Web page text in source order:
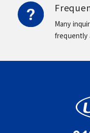
Many
frequently